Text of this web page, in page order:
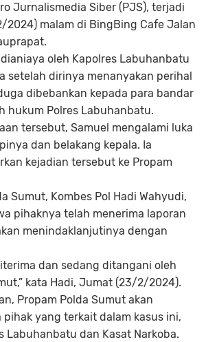
Jurnalismedia Siber (PJS), terjadi
2024) malam di BingBing Cafe Jalan
oleh Kapolres Labuhanbatu
setelah dirinya menanyakan perihal
dibebankan kepada para bandar
hukum Polres Labuhanbatu.
tersebut, Samuel mengalami luka
dan belakang kepala. Ia
kejadian tersebut ke Propam
Sumut, Kombes Pol Hadi Wahyudi,
pihaknya telah menerima laporan
menindaklanjutinya dengan
dan sedang ditangani oleh
kata Hadi, Jumat (23/2/2024).
Propam Polda Sumut akan
pihak yang terkait dalam kasus ini,
Labuhanbatu dan Kasat Narkoba.